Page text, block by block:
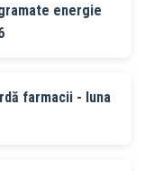
energie
farmacii - luna